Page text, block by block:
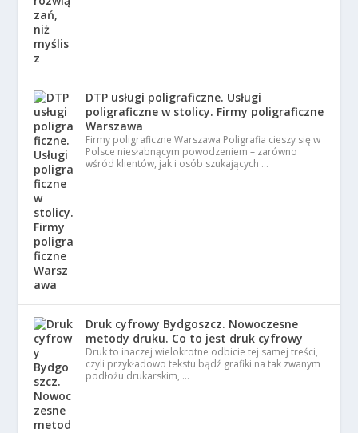
DTP usługi poligraficzne. Usługi
poligraficzne w stolicy. Firmy poligraficzne
Warszawa
Firmy poligraficzne Warszawa Poligrafia cieszy się w
Polsce niesłabnącym powodzeniem – zarówno
wśród klientów, jak i osób szukających …
Druk cyfrowy Bydgoszcz. Nowoczesne
metody druku. Co to jest druk cyfrowy
Druk to inaczej wielokrotne odbicie tej samej treści,
czyli przykładowo tekstu bądź grafiki na tak zwanym
podłożu drukarskim, …